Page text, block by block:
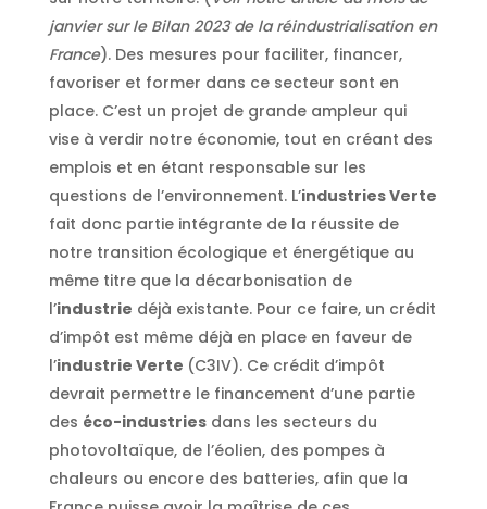
janvier sur le Bilan 2023 de la réindustrialisation en
France). Des mesures pour faciliter, financer,
favoriser et former dans ce secteur sont en
place. C’est un projet de grande ampleur qui
vise à verdir notre économie, tout en créant des
emplois et en étant responsable sur les
questions de l’environnement. L’industries Verte
fait donc partie intégrante de la réussite de
notre transition écologique et énergétique au
même titre que la décarbonisation de
l’industrie déjà existante. Pour ce faire, un crédit
d’impôt est même déjà en place en faveur de
l’industrie Verte (C3IV). Ce crédit d’impôt
devrait permettre le financement d’une partie
des éco-industriesdans les secteurs du
photovoltaïque, de l’éolien, des pompes à
chaleurs ou encore des batteries, afin que la